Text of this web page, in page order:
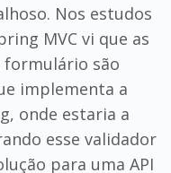
Nos estudos
MVC vi que as
formulário são
implementa a
onde estaria a
esse validador
para uma API